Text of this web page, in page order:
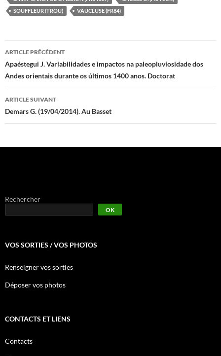
SOUFFLEUR (TROU)
VAUCLUSE (FR84)
Navigation
des
articles
ARTICLE PRÉCÉDENT
Apaéstegui J. Variabilidades e impactos na paleopluviosidade dos
Andes orientais durante os últimos 1400 anos. Doctorat
ARTICLE SUIVANT
Demars G. (19/04/2014). Au Basset
Rechercher
OK
VOS SORTIES / VOS PHOTOS
Renseigner vos sorties
Déposer vos photos
CONTACTS ET LIENS
Contacts